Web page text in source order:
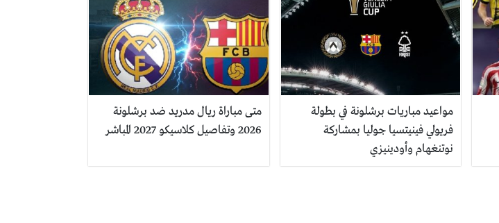
مواعيد مباريات برشلونة في بطولة
فريولي فينيتسيا جوليا بمشاركة
نوتنغهام وأودينيزي
متى مباراة ريال مدريد ضد برشلونة
2026 وتفاصيل كلاسيكو 2027 المباشر